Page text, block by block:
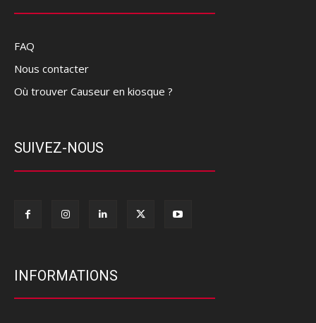
FAQ
Nous contacter
Où trouver Causeur en kiosque ?
SUIVEZ-NOUS
INFORMATIONS